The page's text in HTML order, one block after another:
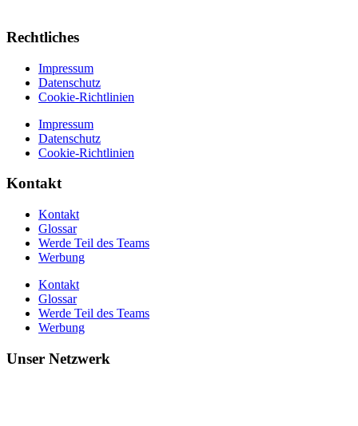
Rechtliches
Impressum
Datenschutz
Cookie-Richtlinien
Impressum
Datenschutz
Cookie-Richtlinien
Kontakt
Kontakt
Glossar
Werde Teil des Teams
Werbung
Kontakt
Glossar
Werde Teil des Teams
Werbung
Unser Netzwerk